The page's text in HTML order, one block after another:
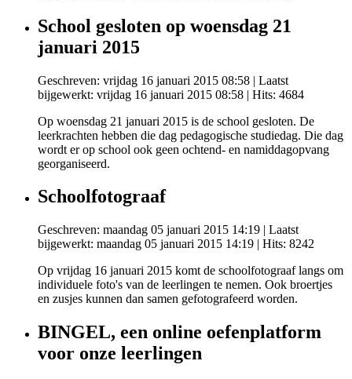
School gesloten op woensdag 21
januari 2015
Geschreven: vrijdag 16 januari 2015 08:58 | Laatst
bijgewerkt: vrijdag 16 januari 2015 08:58 | Hits: 4684
Op woensdag 21 januari 2015 is de school gesloten. De
leerkrachten hebben die dag pedagogische studiedag. Die dag
wordt er op school ook geen ochtend- en namiddagopvang
georganiseerd.
Schoolfotograaf
Geschreven: maandag 05 januari 2015 14:19 | Laatst
bijgewerkt: maandag 05 januari 2015 14:19 | Hits: 8242
Op vrijdag 16 januari 2015 komt de schoolfotograaf langs om
individuele foto's van de leerlingen te nemen. Ook broertjes
en zusjes kunnen dan samen gefotografeerd worden.
BINGEL, een online oefenplatform
voor onze leerlingen